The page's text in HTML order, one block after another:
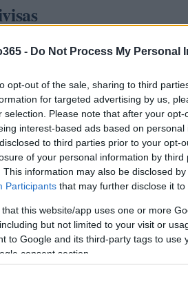
- Do Not Process My Personal
opt-out of the sale, sharing to third
for targeted advertising by us,
selection. Please note that after your
interest-based ads based on
to third parties prior to your opt-
of your personal information by third
This information may also be disclosed
Participants that may further disclose it to
that this website/app uses one or more
but not limited to your visit or
to Google and its third-party tags to use
consent section.